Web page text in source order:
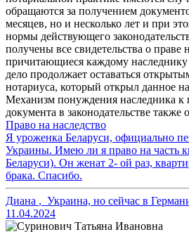
обращаются за получением
месяцев, но и несколько лет и при
нормы действующего
получены все свидетельства о праве
причитающиеся каждому наследнику
дело продолжает оставаться
нотариуса, который открыл данное
Механизм понуждения наследника к
документа в законодательстве также
Право на наследство
Я уроженка Беларуси, официально
Украины. Имею ли я право на часть
Беларуси). Он женат 2- ой раз,
брака. Спасибо.
Диана , Украина, но сейчас в
11.04.2024